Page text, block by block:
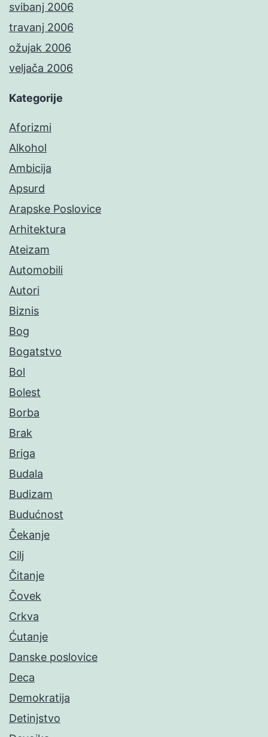
svibanj 2006
travanj 2006
ožujak 2006
veljača 2006
Kategorije
Aforizmi
Alkohol
Ambicija
Apsurd
Arapske Poslovice
Arhitektura
Ateizam
Automobili
Autori
Biznis
Bog
Bogatstvo
Bol
Bolest
Borba
Brak
Briga
Budala
Budizam
Budućnost
Čekanje
Cilj
Čitanje
Čovek
Crkva
Ćutanje
Danske poslovice
Deca
Demokratija
Detinjstvo